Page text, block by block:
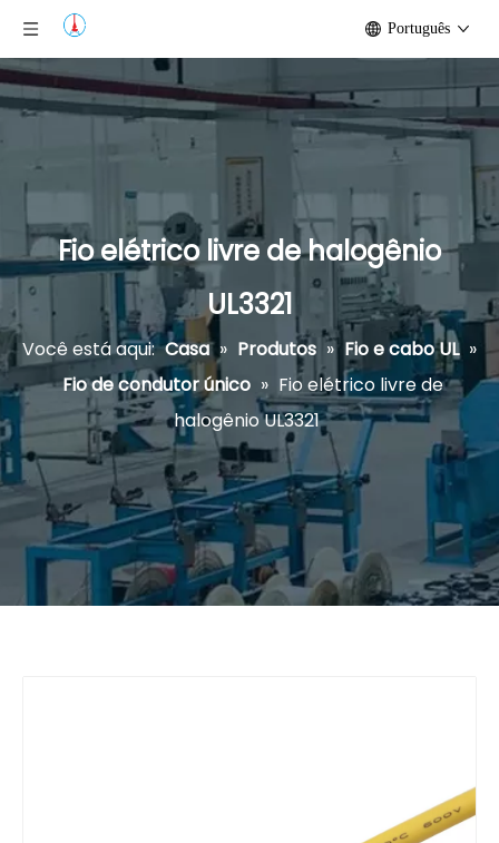
Português
Fio elétrico livre de halogênio
UL3321
Você está aqui: Casa » Produtos » Fio e cabo UL »
Fio de condutor único » Fio elétrico livre de
halogênio UL3321